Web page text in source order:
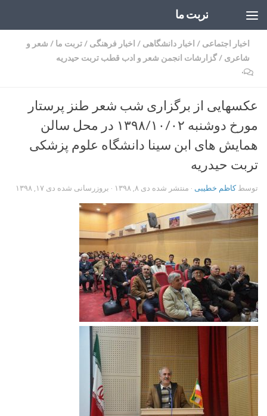
تربت ما
اخبار اجتماعی / اخبار دانشگاهی / اخبار فرهنگی /تربت ما / شعر و
شاعری /گزارشات انجمن شعر و ادب قطب تربت حیدریه
۰
عکسهایی از برگزاری شب شعر طنز پرستار
مورخ دوشنبه ۱۳۹۸/۱۰/۰۲ در محل سالن
همایش های ابن سینا دانشگاه علوم پزشکی
تربت حیدریه
توسطکاظم خطیبی · منتشر شده دی ۸, ۱۳۹۸ · بروزرسانی شده دی ۱۷, ۱۳۹۸